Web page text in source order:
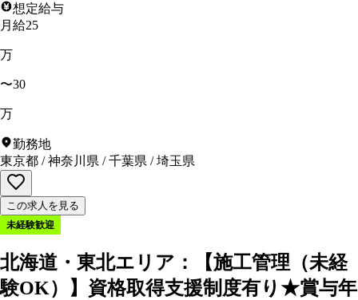
想定給与
月給25
万
〜30
万
勤務地
東京都 /神奈川県 /千葉県 /埼玉県
この求人を見る
未経験歓迎
北海道・東北エリア：【施工管理（未経
験OK）】資格取得支援制度有り★賞与年